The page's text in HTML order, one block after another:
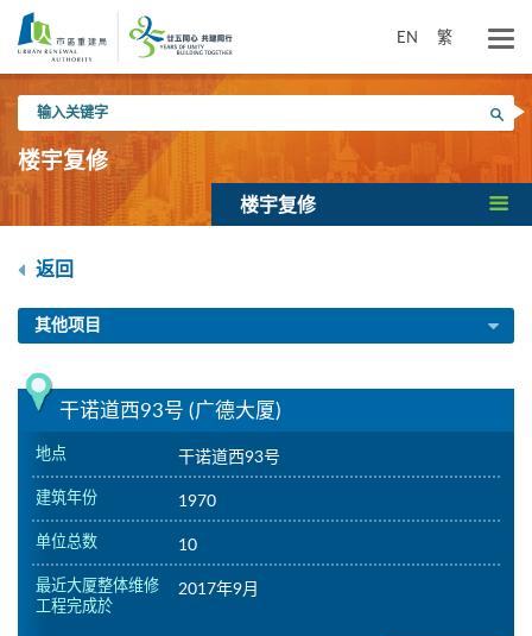
内
EN 繁
入
关
键
搜寻
楼宇复修
楼宇复修
返回
其他项目
干诺道西93号 (广德大厦)
地点 干诺道西93号
建筑年份 1970
单位总数 10
最近大厦整体维修
工程完成於
2017年9月